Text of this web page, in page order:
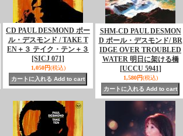
CD PAUL DESMOND ポー
ル・デスモンド / TAKE T
EN＋３ テイク・テン＋３
[SICJ 071]
1,050円(税込)
SHM-CD PAUL DESMON
D ポール・デスモンド/ BR
IDGE OVER TROUBLED
WATER 明日に架ける橋
[UCCU 5941]
1,580円(税込)